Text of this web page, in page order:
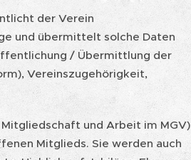
der Verein
und übermittelt solche Daten
/ Übermittlung der
Vereinszugehörigkeit,
und Arbeit im MGV)
Mitglieds. Sie werden auch